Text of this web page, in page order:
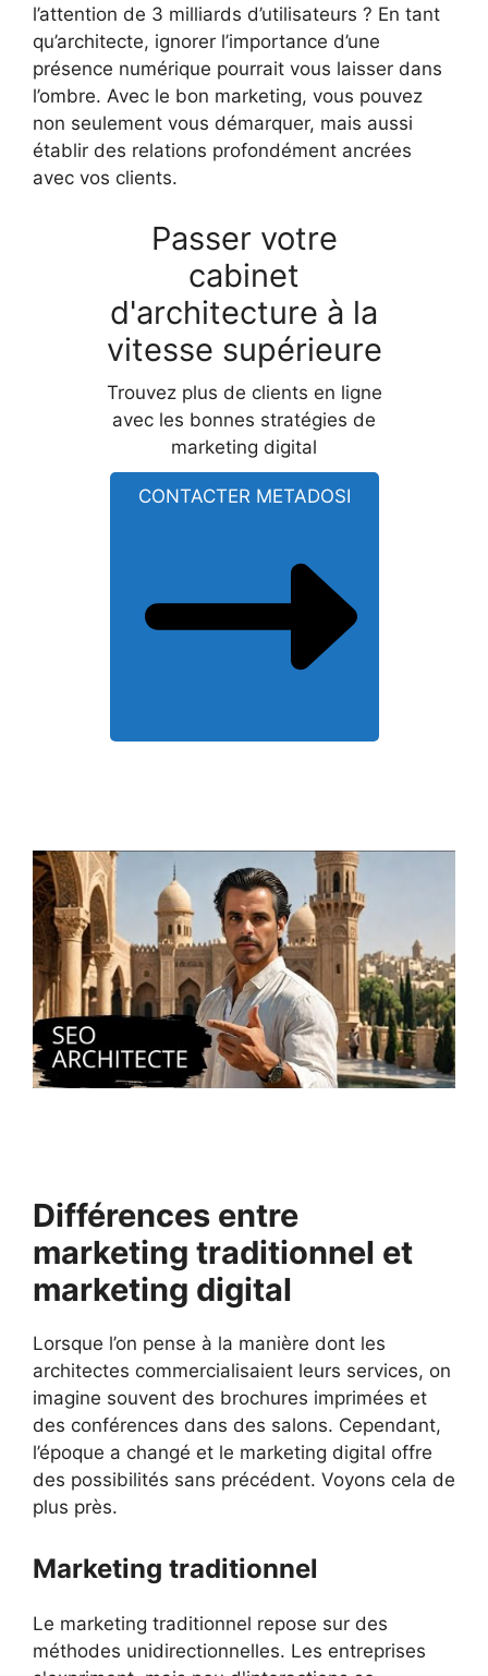
l’attention de 3 milliards d’utilisateurs ? En tant
qu’architecte, ignorer l’importance d’une
présence numérique pourrait vous laisser dans
l’ombre. Avec le bon marketing, vous pouvez
non seulement vous démarquer, mais aussi
établir des relations profondément ancrées
avec vos clients.
Passer votre
cabinet
d'architecture à la
vitesse supérieure
Trouvez plus de clients en ligne
avec les bonnes stratégies de
marketing digital
CONTACTER METADOSI
Différences entre
marketing traditionnel et
marketing digital
Lorsque l’on pense à la manière dont les
architectes commercialisaient leurs services, on
imagine souvent des brochures imprimées et
des conférences dans des salons. Cependant,
l’époque a changé et le marketing digital offre
des possibilités sans précédent. Voyons cela de
plus près.
Marketing traditionnel
Le marketing traditionnel repose sur des
méthodes unidirectionnelles. Les entreprises